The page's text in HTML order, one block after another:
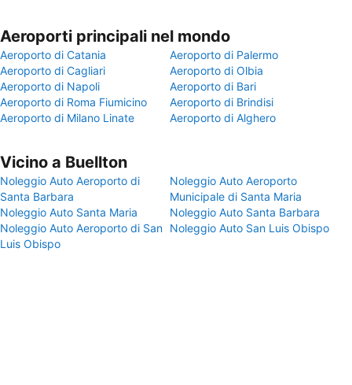
Aeroporti principali nel mondo
Aeroporto di Catania
Aeroporto di Palermo
Aeroporto di Cagliari
Aeroporto di Olbia
Aeroporto di Napoli
Aeroporto di Bari
Aeroporto di Roma Fiumicino
Aeroporto di Brindisi
Aeroporto di Milano Linate
Aeroporto di Alghero
Vicino a Buellton
Noleggio Auto Aeroporto di
Santa Barbara
Noleggio Auto Aeroporto
Municipale di Santa Maria
Noleggio Auto Santa Maria
Noleggio Auto Santa Barbara
Noleggio Auto Aeroporto di San
Luis Obispo
Noleggio Auto San Luis Obispo